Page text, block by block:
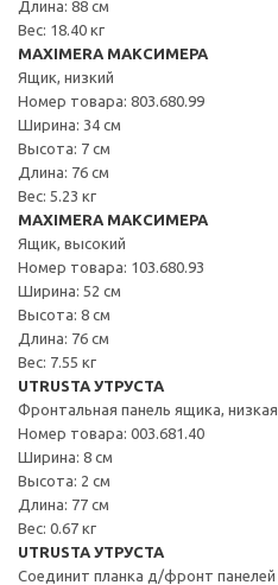
Длина: 88 см
Вес: 18.40 кг
MAXIMERA МАКСИМЕРА
Ящик, низкий
Номер товара: 803.680.99
Ширина: 34 см
Высота: 7 см
Длина: 76 см
Вес: 5.23 кг
MAXIMERA МАКСИМЕРА
Ящик, высокий
Номер товара: 103.680.93
Ширина: 52 см
Высота: 8 см
Длина: 76 см
Вес: 7.55 кг
UTRUSTA УТРУСТА
Фронтальная панель ящика, низкая
Номер товара: 003.681.40
Ширина: 8 см
Высота: 2 см
Длина: 77 см
Вес: 0.67 кг
UTRUSTA УТРУСТА
Соединит планка д/фронт панелей